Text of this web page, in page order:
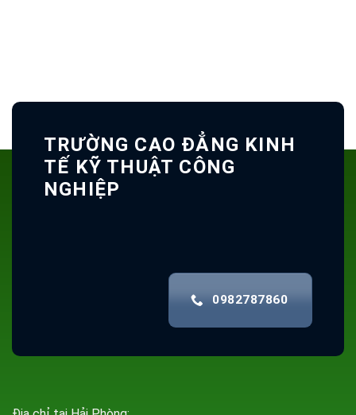
TRƯỜNG CAO ĐẲNG KINH
TẾ KỸ THUẬT CÔNG
NGHIỆP
0982787860